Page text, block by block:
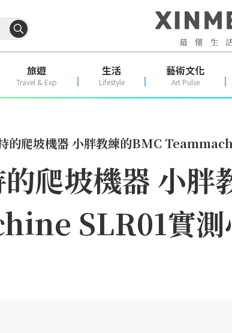
旅遊
Travel & Exp
生活
Lifestyle
藝術文化
Art Pulse
的爬坡機器 小胖教練的BMC
爬坡機器 小胖
SLR01實測